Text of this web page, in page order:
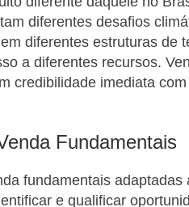
diferentes desafios
diferentes estruturas de
a diferentes recursos.
credibilidade imediata
Fundamentais
fundamentais adaptadas
e qualificar